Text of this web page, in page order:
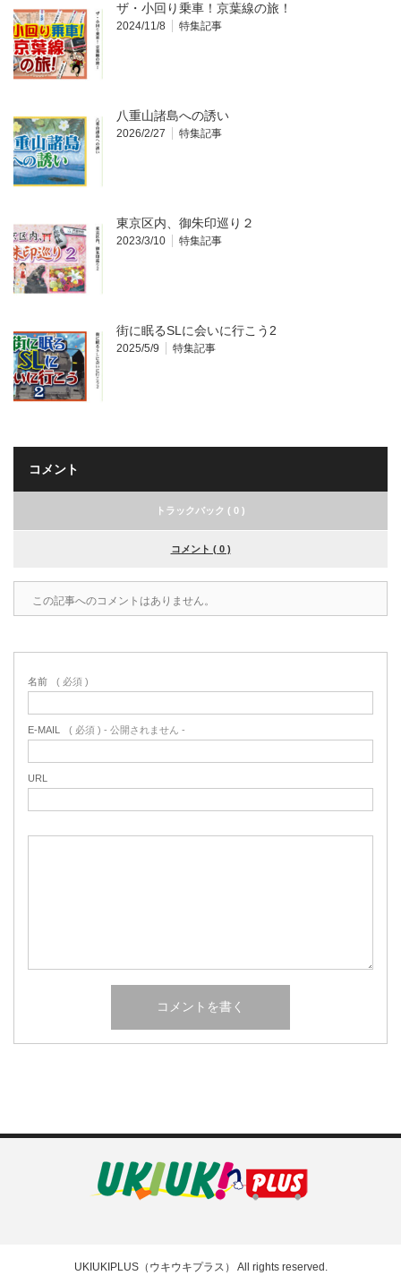
ザ・小回り乗車！京葉線の旅！
2024/11/8 特集記事
八重山諸島への誘い
2026/2/27 特集記事
東京区内、御朱印巡り２
2023/3/10 特集記事
街に眠るSLに会いに行こう2
2025/5/9 特集記事
コメント
トラックバック ( 0 )
コメント ( 0 )
この記事へのコメントはありません。
名前 ( 必須 )
E-MAIL ( 必須 ) - 公開されません -
URL
UKIUKIPLUS（ウキウキプラス） All rights reserved.